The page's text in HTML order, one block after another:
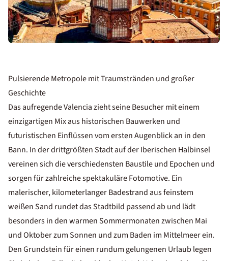
Pulsierende Metropole mit Traumstränden und großer
Geschichte
Das aufregende Valencia zieht seine Besucher mit einem
einzigartigen Mix aus historischen Bauwerken und
futuristischen Einflüssen vom ersten Augenblick an in den
Bann. In der drittgrößten Stadt auf der Iberischen Halbinsel
vereinen sich die verschiedensten Baustile und Epochen und
sorgen für zahlreiche spektakuläre Fotomotive. Ein
malerischer, kilometerlanger Badestrand aus feinstem
weißen Sand rundet das Stadtbild passend ab und lädt
besonders in den warmen Sommermonaten zwischen Mai
und Oktober zum Sonnen und zum Baden im Mittelmeer ein.
Den Grundstein für einen rundum gelungenen Urlaub legen